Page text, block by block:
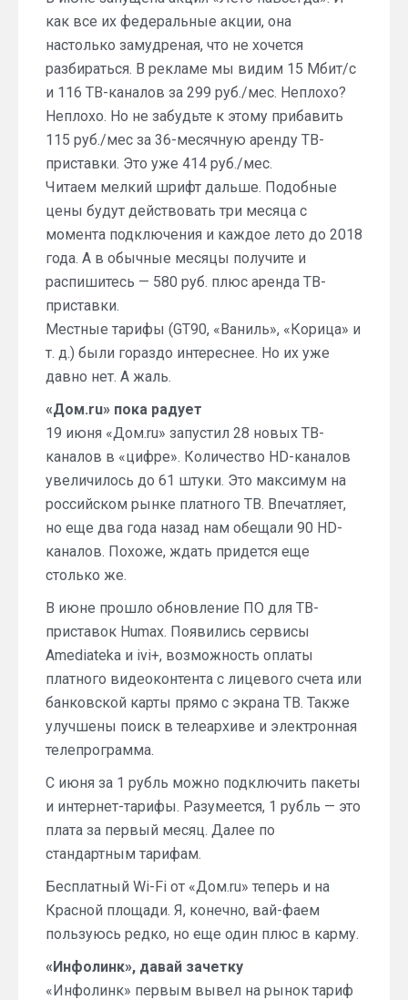
как все их федеральные акции, она
настолько замудреная, что не хочется
разбираться. В рекламе мы видим 15 Мбит/с
и 116 ТВ-каналов за 299 руб./мес. Неплохо?
Неплохо. Но не забудьте к этому прибавить
115 руб./мес за 36-месячную аренду ТВ-
приставки. Это уже 414 руб./мес.
Читаем мелкий шрифт дальше. Подобные
цены будут действовать три месяца с
момента подключения и каждое лето до 2018
года. А в обычные месяцы получите и
распишитесь — 580 руб. плюс аренда ТВ-
приставки.
Местные тарифы (GT90, «Ваниль», «Корица» и
т. д.) были гораздо интереснее. Но их уже
давно нет. А жаль.
«Дом.ru» пока радует
19 июня «Дом.ru» запустил 28 новых ТВ-
каналов в «цифре». Количество HD-каналов
увеличилось до 61 штуки. Это максимум на
российском рынке платного ТВ. Впечатляет,
но еще два года назад нам обещали 90 HD-
каналов. Похоже, ждать придется еще
столько же.
В июне прошло обновление ПО для ТВ-
приставок Humax. Появились сервисы
Amediateka и ivi+, возможность оплаты
платного видеоконтента с лицевого счета или
банковской карты прямо с экрана ТВ. Также
улучшены поиск в телеархиве и электронная
телепрограмма.
С июня за 1 рубль можно подключить пакеты
и интернет-тарифы. Разумеется, 1 рубль — это
плата за первый месяц. Далее по
стандартным тарифам.
Бесплатный Wi-Fi от «Дом.ru» теперь и на
Красной площади. Я, конечно, вай-фаем
пользуюсь редко, но еще один плюс в карму.
«Инфолинк», давай зачетку
«Инфолинк» первым вывел на рынок тариф